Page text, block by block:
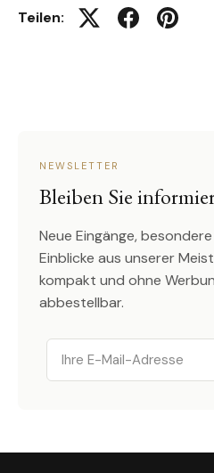
Teilen: Auf Twitter twittern
Auf Auf
NEWSLETTER
Bleiben Sie
Neue Eingänge,
Einblicke aus unserer
kompakt und ohne
abbestellbar.
Email